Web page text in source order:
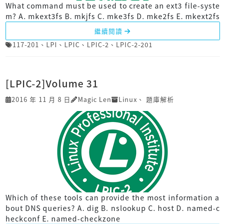
What command must be used to create an ext3 file-syste
m? A. mkext3fs B. mkjfs C. mke3fs D. mke2fs E. mkext2fs
繼續閱讀
117-201 、 LPI 、 LPIC 、 LPIC-2 、 LPIC-2-201
[LPIC-2]Volume 31
2016 年 11 月 8 日 Magic Len Linux 、 題庫解析
Which of these tools can provide the most information a
bout DNS queries? A. dig B. nslookup C. host D. named-c
heckconf E. named-checkzone